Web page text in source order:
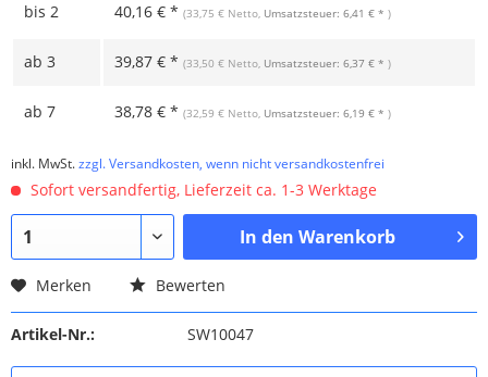
bis 2 40,16 € * (33,75 € Netto, Umsatzsteuer: 6,41 € * )
ab 3 39,87 € * (33,50 € Netto, Umsatzsteuer: 6,37 € * )
ab 7 38,78 € * (32,59 € Netto, Umsatzsteuer: 6,19 € * )
inkl. MwSt.zzgl. Versandkosten, wenn nicht versandkostenfrei
Sofort versandfertig, Lieferzeit ca. 1-3 Werktage
In den Warenkorb
Merken Bewerten
Artikel-Nr.: SW10047